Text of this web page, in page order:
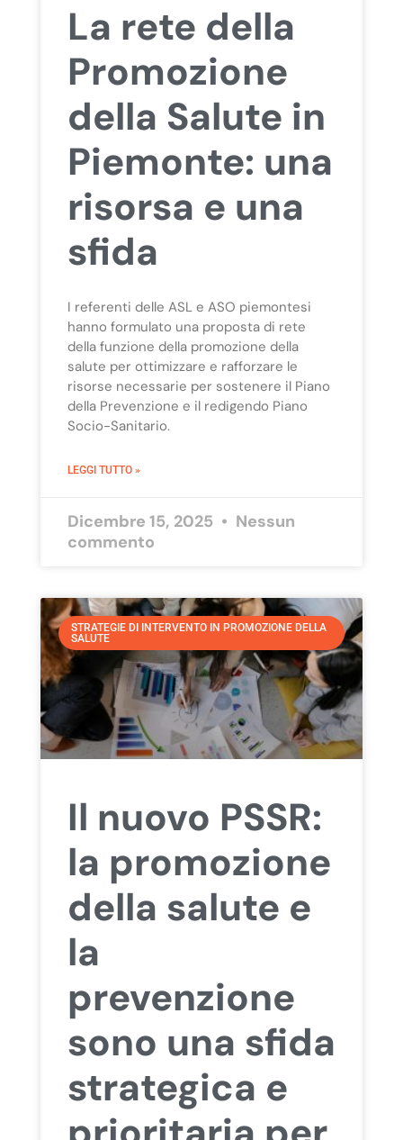
La rete della
Promozione
della Salute in
Piemonte: una
risorsa e una
sfida
I referenti delle ASL e ASO piemontesi
hanno formulato una proposta di rete
della funzione della promozione della
salute per ottimizzare e rafforzare le
risorse necessarie per sostenere il Piano
della Prevenzione e il redigendo Piano
Socio-Sanitario.
LEGGI TUTTO »
Dicembre 15, 2025
Nessun
commento
STRATEGIE DI INTERVENTO IN PROMOZIONE DELLA
SALUTE
Il nuovo PSSR:
la promozione
della salute e
la
prevenzione
sono una sfida
strategica e